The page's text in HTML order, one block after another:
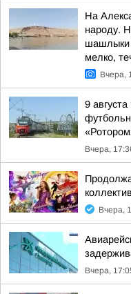
На
народу.
шашлыки
мелко,
Вчера,
9
Вчера,
Вчера,
Вчера,